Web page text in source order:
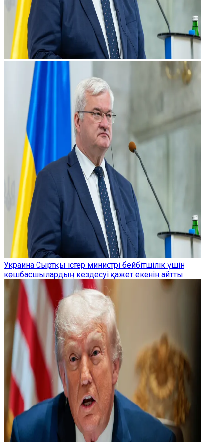
Украина Сыртқы істер министрі бейбітшілік үшін
көшбасшылардың кездесуі қажет екенін айтты